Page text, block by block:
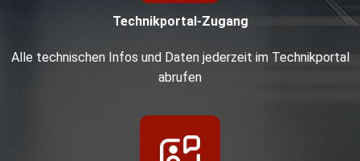
Technikportal-Zugang
Alle technischen Infos und Daten jederzeit im Technikportal
abrufen